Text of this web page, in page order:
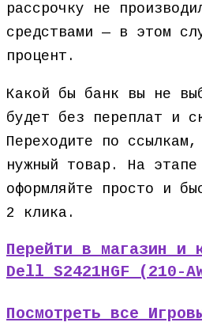
рассрочку не
средствами — в этом
процент.
Какой бы банк вы не
будет без переплат и
Переходите по ссылкам,
нужный товар. На этапе
оформляйте просто и
2 клика.
Перейти в магазин и
Dell S2421HGF (210-
Посмотреть все